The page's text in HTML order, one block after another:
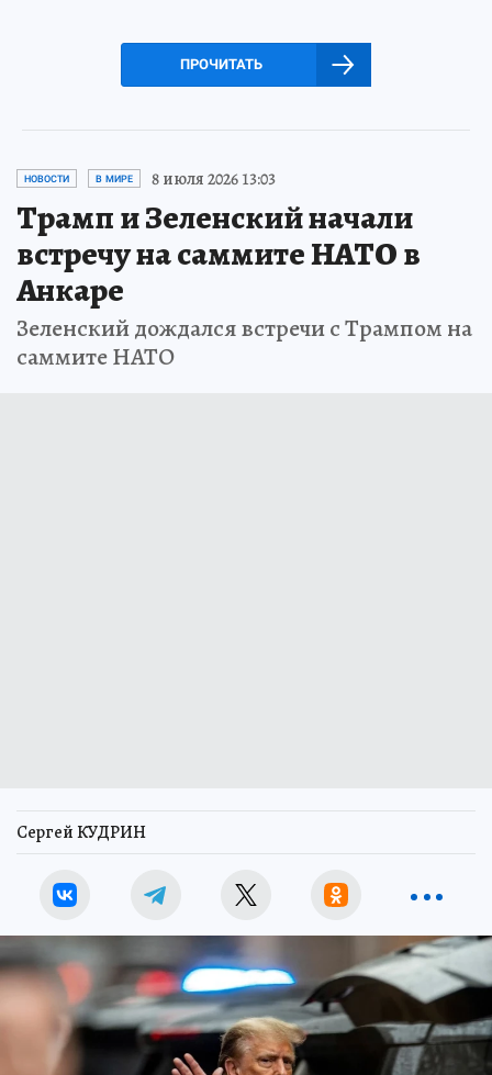
ПРОЧИТАТЬ
НОВОСТИ В МИРЕ 8 июля 2026 13:03
Трамп и Зеленский начали
встречу на саммите НАТО в
Анкаре
Зеленский дождался встречи с Трампом на
саммите НАТО
Сергей КУДРИН